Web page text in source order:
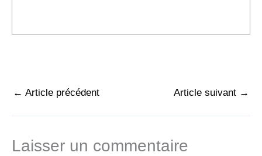
← Article précédent Article suivant →
Laisser un commentaire